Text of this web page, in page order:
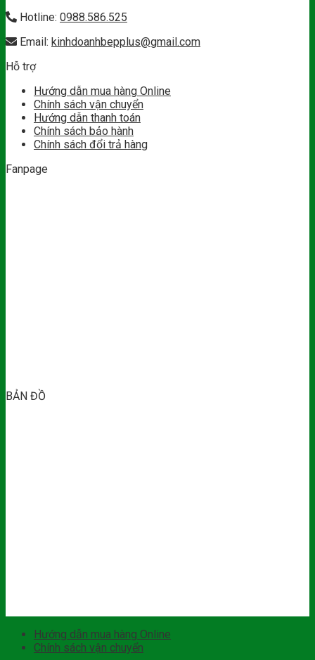
Hotline: 0988.586.525
Email: kinhdoanhbepplus@gmail.com
Hỗ trợ
Hướng dẫn mua hàng Online
Chính sách vận chuyển
Hướng dẫn thanh toán
Chính sách bảo hành
Chính sách đổi trả hàng
Fanpage
BẢN ĐỒ
Hướng dẫn mua hàng Online
Chính sách vận chuyển